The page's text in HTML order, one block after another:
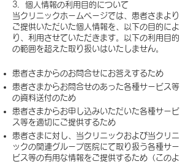
3．個人情報の利用目的について
当クリニックホームページでは、患者さまより
ご提供いただいた個人情報を、以下の目的によ
り、利用させていただきます。以下の利用目的
の範囲を超えた取り扱いはいたしません。
患者さまからのお問合せにお答えするため
患者さまからお問合せのあった各種サービス等
の資料送付のため
患者さまからお申し込みいただいた各種サービ
ス等を適切にご提供するため
患者さまに対し、当クリニックおよび当クリニ
ックの関連グループ医院にて取り扱う各種サー
ビス等の有用な情報をご提供するため（このよ